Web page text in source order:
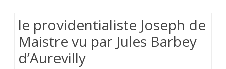
glorifier
le providentialiste Joseph de
Maistre vu par Jules Barbey
d’Aurevilly